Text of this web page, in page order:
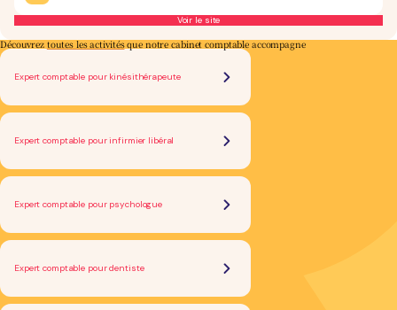
Voir le site
Découvreztoutes les activitésque notre cabinet comptable accompagne
Expert comptable pour kinésithérapeute
Expert comptable pour infirmier libéral
Expert comptable pour psychologue
Expert comptable pour dentiste